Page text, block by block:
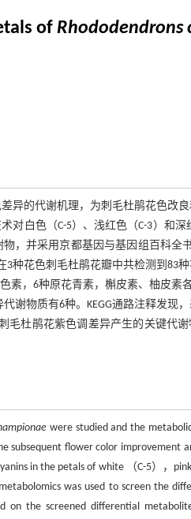
of Rhododendrons
异的代谢机理，为刺毛杜鹃花色改
对白色（C-5）、浅红色（C-3）和深
并采用京都基因与基因组百科全书
3种花色刺毛杜鹃花瓣中共检测到83
，6种原花青素，槲皮素、柚皮素各
代谢物质有6种。KEGG通路注释发现
毛杜鹃花紫色调差异产生的关键代谢
were studied and the
subsequent flower color improvement
in the petals of white （C-5），
was used to screen the
on the screened differential